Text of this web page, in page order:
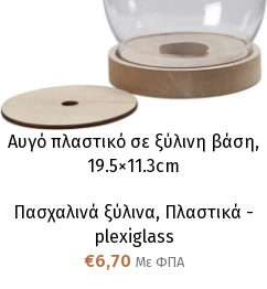
Αυγό πλαστικό σε ξύλινη βάση,
19.5×11.3cm
Πασχαλινά ξύλινα, Πλαστικά -
plexiglass
€6,70 Με ΦΠΑ